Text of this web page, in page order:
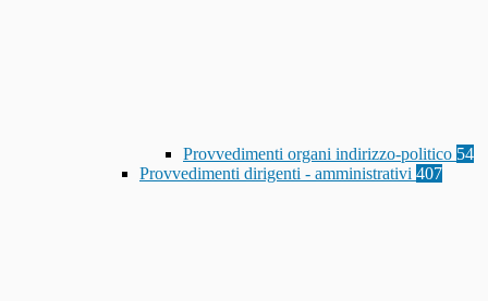
Provvedimenti organi indirizzo-politico 54
Provvedimenti dirigenti - amministrativi 407